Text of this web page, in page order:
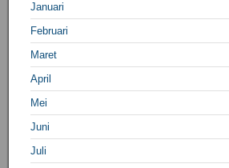
Januari
Februari
Maret
April
Mei
Juni
Juli